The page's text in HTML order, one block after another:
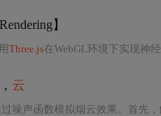
】
Three.js在WebGL环境下实现神
云
过噪声函数模拟烟云效果。首先